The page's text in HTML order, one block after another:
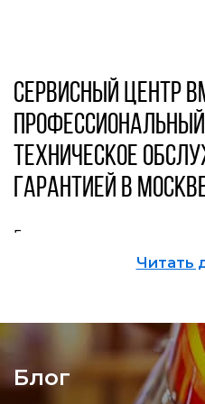
Сервисный центр
техническое
гарантией в
Главные слагаемые нашего
сертифицированные
клиенту!
Сервисный центр BMW-
2008 году. Благодаря
Читать
Блог